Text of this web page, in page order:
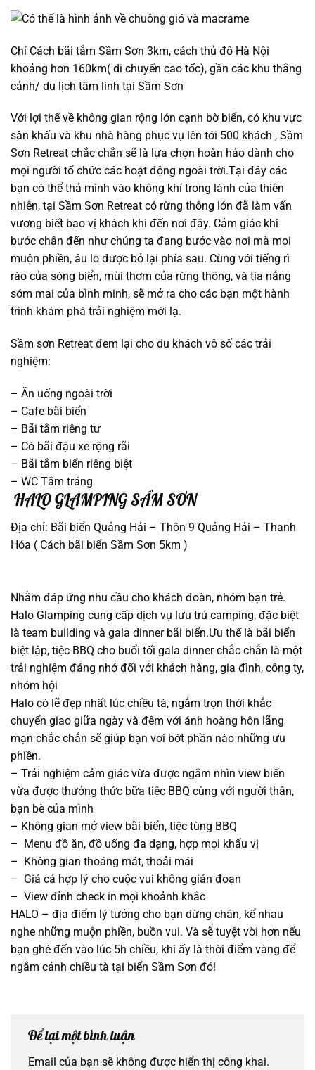
Chỉ Cách bãi tắm Sầm Sơn 3km, cách thủ đô Hà Nội
khoảng hơn 160km( di chuyển cao tốc), gần các khu thắng
cảnh/ du lịch tâm linh tại Sầm Sơn
Với lợi thế về không gian rộng lớn cạnh bờ biển, có khu vực
sân khấu và khu nhà hàng phục vụ lên tới 500 khách , Sầm
Sơn Retreat chắc chắn sẽ là lựa chọn hoàn hảo dành cho
mọi người tổ chức các hoạt động ngoài trời.Tại đây các
bạn có thể thả mình vào không khí trong lành của thiên
nhiên, tại Sầm Sơn Retreat có rừng thông lớn đã làm vấn
vương biết bao vị khách khi đến nơi đây. Cảm giác khi
bước chân đến như chúng ta đang bước vào nơi mà mọi
muộn phiền, âu lo được bỏ lại phía sau. Cùng với tiếng rì
rào của sóng biển, mùi thơm của rừng thông, và tia nắng
sớm mai của bình minh, sẽ mở ra cho các bạn một hành
trình khám phá trải nghiệm mới lạ.
Sầm sơn Retreat đem lại cho du khách vô số các trải
nghiệm:
– Ăn uống ngoài trời
– Cafe bãi biển
– Bãi tắm riêng tư
– Có bãi đậu xe rộng rãi
– Bãi tắm biển riêng biệt
– WC Tắm tráng
HALO GLAMPING SẦM SƠN
Địa chỉ: Bãi biển Quảng Hải – Thôn 9 Quảng Hải – Thanh
Hóa ( Cách bãi biển Sầm Sơn 5km )
Nhằm đáp ứng nhu cầu cho khách đoàn, nhóm bạn trẻ.
Halo Glamping cung cấp dịch vụ lưu trú camping, đặc biệt
là team building và gala dinner bãi biển.Ưu thế là bãi biển
biệt lập, tiệc BBQ cho buổi tối gala dinner chắc chắn là một
trải nghiệm đáng nhớ đối với khách hàng, gia đình, công ty,
nhóm hội
Halo có lẽ đẹp nhất lúc chiều tà, ngắm trọn thời khắc
chuyển giao giữa ngày và đêm với ánh hoàng hôn lãng
mạn chắc chắn sẽ giúp bạn vơi bớt phần nào những ưu
phiền.
– Trải nghiệm cảm giác vừa được ngắm nhìn view biển
vừa được thưởng thức bữa tiệc BBQ cùng với người thân,
bạn bè của mình
– Không gian mở view bãi biển, tiệc tùng BBQ
– Menu đồ ăn, đồ uống đa dạng, hợp mọi khẩu vị
– Không gian thoáng mát, thoải mái
– Giá cả hợp lý cho cuộc vui không gián đoạn
– View đỉnh check in mọi khoảnh khắc
HALO – địa điểm lý tưởng cho bạn dừng chân, kể nhau
nghe những muộn phiền, buồn vui. Và sẽ tuyệt vời hơn nếu
bạn ghé đến vào lúc 5h chiều, khi ấy là thời điểm vàng để
ngắm cảnh chiều tà tại biển Sầm Sơn đó!
Để lại một bình luận
Email của bạn sẽ không được hiển thị công khai.